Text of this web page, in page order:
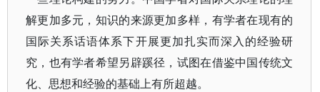
解更加多元，知识的来源更加多样，有学者在现有的
国际关系话语体系下开展更加扎实而深入的经验研
究，也有学者希望另辟蹊径，试图在借鉴中国传统文
化、思想和经验的基础上有所超越。